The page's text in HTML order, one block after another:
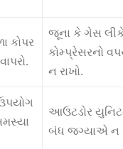
કોપર
જૂના કે ગેસ
કોમ્પ્રેસરનો
ન રાખો.
આઉટડોર
બંધ જગ્યાએ ન